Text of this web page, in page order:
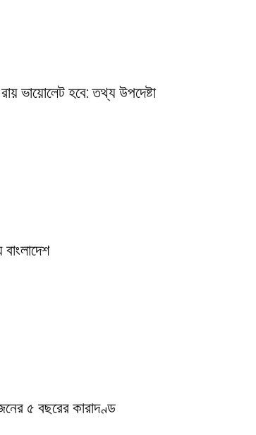
ভায়োলেট হবে: তথ্য উপদেষ্টা
৫ বছরের কারাদণ্ড